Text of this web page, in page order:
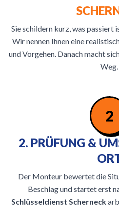
Sie schildern kurz, was passiert
Wir nennen Ihnen eine
und Vorgehen. Danach macht
Weg.
2
2. PRÜFUNG &
Der Monteur bewertet die
Beschlag und startet erst
Schlüsseldienst Scherneck